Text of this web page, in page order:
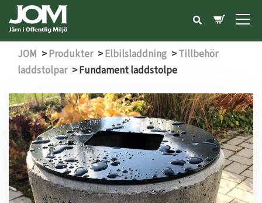
JOM >Produkter >Elbilsladdning >Tillbehör
laddstolpar >Fundament laddstolpe